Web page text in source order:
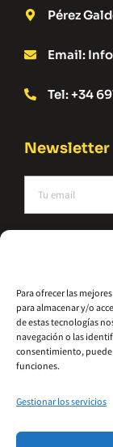
Para ofrecer las
para almacenar y/o
de estas tecnologías
navegación o las
consentimiento, puede
funciones.
Gestionar los servicios
Pérez
Email:
Tel: +34
Newsletter
Alternative: